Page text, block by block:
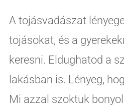
A tojásvadászat
tojásokat, és a
keresni. Eldughatod a
lakásban is. Lényeg,
Mi azzal szoktuk